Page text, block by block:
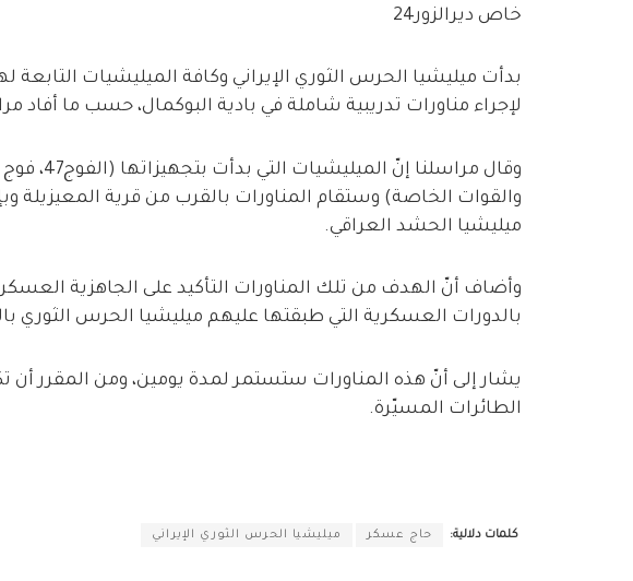
خاص ديرالزور24
بدأت ميليشيا الحرس الثوري الإيراني وكافة الميليشيات التابعة
لإجراء مناورات تدريبية شاملة في بادية البوكمال، حسب ما أفاد
وقال
والقوات الخاصة) وستقام المناورات بالقرب من قرية
ميليشيا الحشد العراقي.
وأضاف أنّ الهدف من تلك المناورات التأكيد على الجاهزية
بالدورات العسكرية التي طبقتها عليهم ميليشيا الحرس الثوري
يشار إلى أنّ هذه المناورات ستستمر لمدة يومين، ومن المقرر أن
الطائرات المسيّرة.
كلمات دلالية: حاج عسكر ميليشيا الحرس الثوري الإيراني